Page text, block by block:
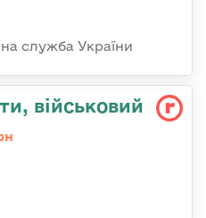
служба України
військовий